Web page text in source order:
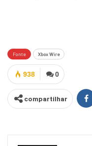
Fonte Xbox Wire
0
938
compartilhar